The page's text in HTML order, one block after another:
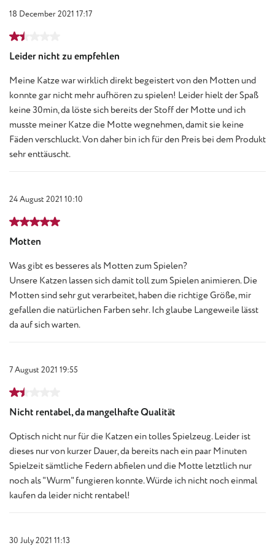
18 December 2021 17:17
Review with rating of 1.5 out of 5 stars
Leider nicht zu empfehlen
Meine Katze war wirklich direkt begeistert von den Motten und
konnte gar nicht mehr aufhören zu spielen! Leider hielt der Spaß
keine 30min, da löste sich bereits der Stoff der Motte und ich
musste meiner Katze die Motte wegnehmen, damit sie keine
Fäden verschluckt. Von daher bin ich für den Preis bei dem Produkt
sehr enttäuscht.
24 August 2021 10:10
Review with rating of 5 out of 5 stars
Motten
Was gibt es besseres als Motten zum Spielen?
Unsere Katzen lassen sich damit toll zum Spielen animieren. Die
Motten sind sehr gut verarbeitet, haben die richtige Größe, mir
gefallen die natürlichen Farben sehr. Ich glaube Langeweile lässt
da auf sich warten.
7 August 2021 19:55
Review with rating of 1.5 out of 5 stars
Nicht rentabel, da mangelhafte Qualität
Optisch nicht nur für die Katzen ein tolles Spielzeug. Leider ist
dieses nur von kurzer Dauer, da bereits nach ein paar Minuten
Spielzeit sämtliche Federn abfielen und die Motte letztlich nur
noch als "Wurm" fungieren konnte. Würde ich nicht noch einmal
kaufen da leider nicht rentabel!
30 July 2021 11:13